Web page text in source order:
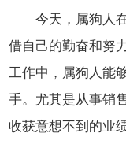
今天，属狗人
借自己的勤奋和努
工作中，属狗人能
手。尤其是从事销
收获意想不到的业绩